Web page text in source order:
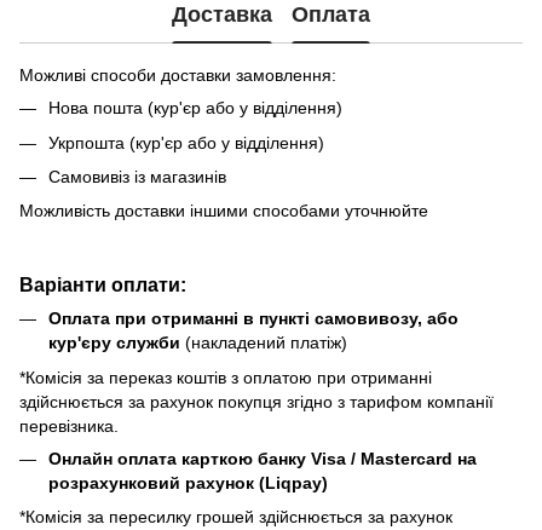
Доставка Оплата
Можливі способи доставки замовлення:
Нова пошта (кур'єр або у відділення)
Укрпошта (кур'єр або у відділення)
Самовивіз із магазинів
Можливість доставки іншими способами уточнюйте
Варіанти оплати:
Оплата при отриманні в пункті самовивозу, або
кур'єру служби (накладений платіж)
*Комісія за переказ коштів з оплатою при отриманні
здійснюється за рахунок покупця згідно з тарифом компанії
перевізника.
Онлайн оплата карткою банку Visa / Mastercard на
розрахунковий рахунок (Liqpay)
*Комісія за пересилку грошей здійснюється за рахунок